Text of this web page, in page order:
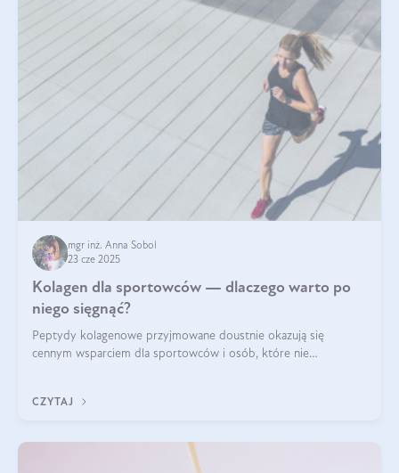
mgr inż. Anna Sobol
23 cze 2025
Kolagen dla sportowców — dlaczego warto po
niego sięgnąć?
Peptydy kolagenowe przyjmowane doustnie okazują się
cennym wsparciem dla sportowców i osób, które nie
CZYTAJ